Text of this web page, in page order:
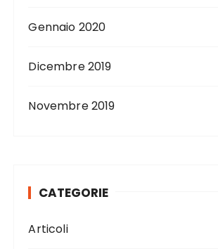
Gennaio 2020
Dicembre 2019
Novembre 2019
CATEGORIE
Articoli